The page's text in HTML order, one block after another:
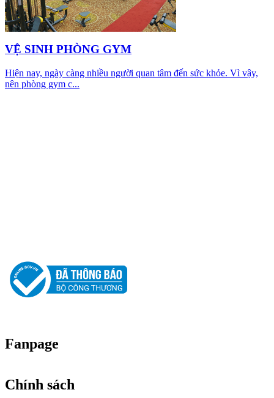
VỆ SINH PHÒNG GYM
Hiện nay, ngày càng nhiều người quan tâm đến sức khỏe. Vì vậy,
nên phòng gym c...
Fanpage
Chính sách